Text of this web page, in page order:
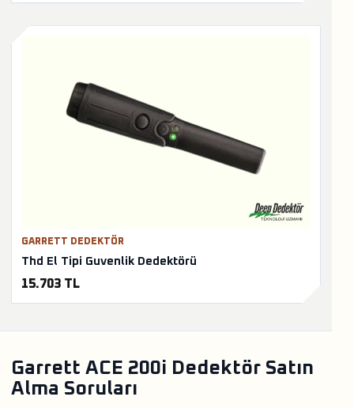
GARRETT DEDEKTÖR
Thd El Tipi Guvenlik Dedektörü
15.703 TL
Garrett ACE 200i Dedektör Satın
Alma Soruları